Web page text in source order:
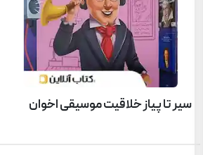
سیر تا پیاز خلاقیت موسیقی اخوان